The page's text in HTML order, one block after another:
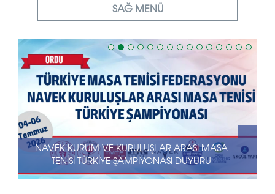
SAĞ MENÜ
26-28 HAZIRAN 2026 TARIHLERI ARASINDA
TRABZON’DA DÜZENLENEN ÖMER TAŞKIRAN TERFI
TÜRKIYE ŞAMPIYONASI SONA ERDI